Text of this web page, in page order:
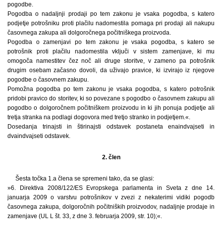
pogodbe.
Pogodba o nadaljnji prodaji po tem zakonu je vsaka pogodba, s katero
podjetje potrošniku proti plačilu nadomestila pomaga pri prodaji ali nakupu
časovnega zakupa ali dolgoročnega počitniškega proizvoda.
Pogodba o zamenjavi po tem zakonu je vsaka pogodba, s katero se
potrošnik proti plačilu nadomestila vključi v sistem zamenjave, ki mu
omogoča namestitev čez noč ali druge storitve, v zameno pa potrošnik
drugim osebam začasno dovoli, da uživajo pravice, ki izvirajo iz njegove
pogodbe o časovnem zakupu.
Pomožna pogodba po tem zakonu je vsaka pogodba, s katero potrošnik
pridobi pravico do storitev, ki so povezane s pogodbo o časovnem zakupu ali
pogodbo o dolgoročnem počitniškem proizvodu in ki jih ponuja podjetje ali
tretja stranka na podlagi dogovora med tretjo stranko in podjetjem.«.
Dosedanja trinajsti in štirinajsti odstavek postaneta enaindvajseti in
dvaindvajseti odstavek.
2. člen
Šesta točka 1.a člena se spremeni tako, da se glasi:
»6. Direktiva 2008/122/ES Evropskega parlamenta in Sveta z dne 14.
januarja 2009 o varstvu potrošnikov v zvezi z nekaterimi vidiki pogodb
časovnega zakupa, dolgoročnih počitniških proizvodov, nadaljnje prodaje in
zamenjave (UL L št. 33, z dne 3. februarja 2009, str. 10);«.